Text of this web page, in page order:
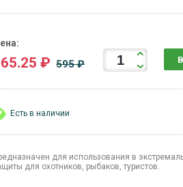
₽ 595 ₽
Есть в наличии
для использования в
для охотников, рыбаков, туристов.